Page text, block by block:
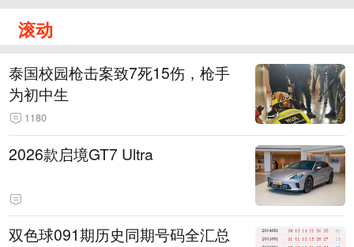
滚动
泰国校园枪击案致7死15伤，枪手
为初中生
1180
2026款启境GT7 Ultra
双色球091期历史同期号码全汇总